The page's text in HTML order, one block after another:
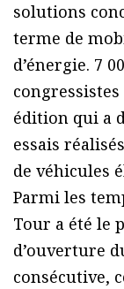
solutions
terme de
d’énergie. 7
édition qui a
essais
de véhicules
Parmi les
Tour a été le
d’ouverture
consécutive,